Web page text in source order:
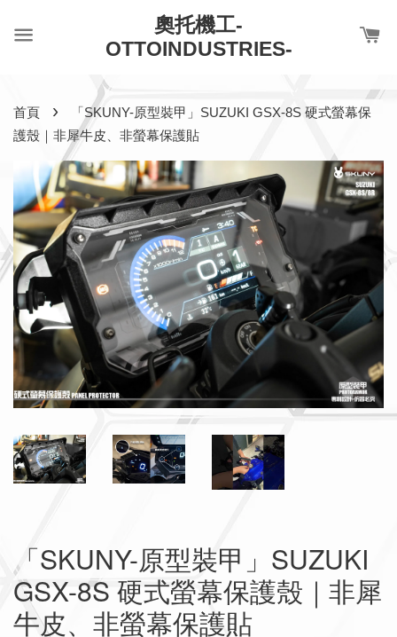
奧托機工-
OTTOINDUSTRIES-
首頁 ›
「SKUNY-原型裝甲」SUZUKI GSX-8S 硬式螢幕保
護殼｜非犀牛皮、非螢幕保護貼
「SKUNY-原型裝甲」SUZUKI
GSX-8S 硬式螢幕保護殼｜非犀
牛皮、非螢幕保護貼